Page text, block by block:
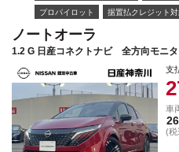
プロパイロット 据置払クレジット
ノートオーラ
1.2 G 日産コネクトナビ 全方向モニ
支
車
(税